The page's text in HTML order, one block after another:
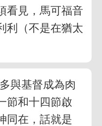
看見，馬可福音
利（不是在猶太
與基督成為肉
節和十四節啟
同在，話就是